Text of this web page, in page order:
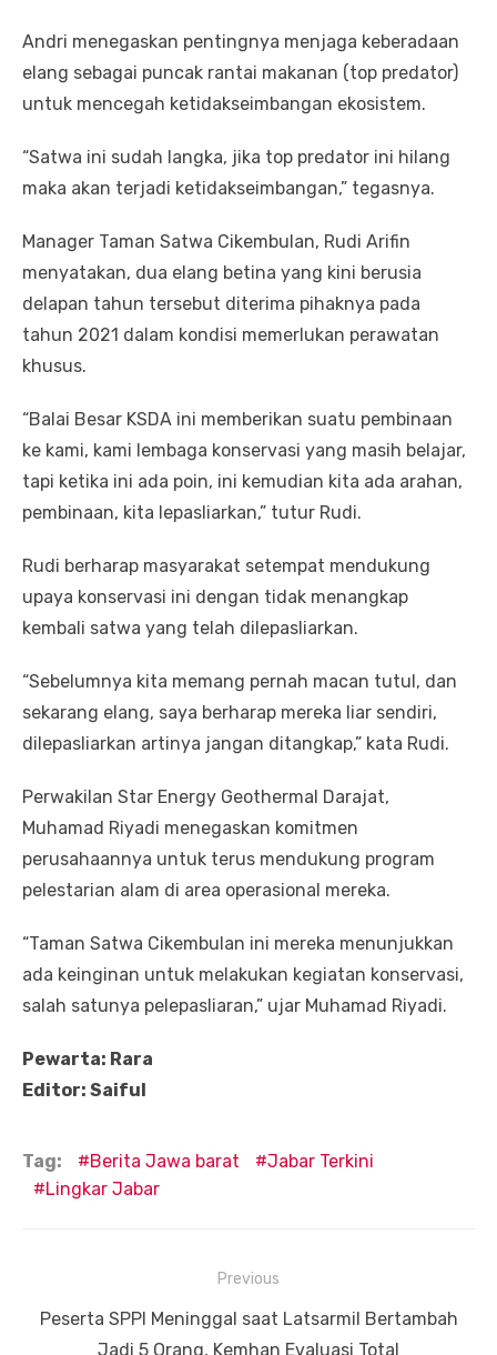
Andri menegaskan pentingnya menjaga keberadaan
elang sebagai puncak rantai makanan (top predator)
untuk mencegah ketidakseimbangan ekosistem.
“Satwa ini sudah langka, jika top predator ini hilang
maka akan terjadi ketidakseimbangan,” tegasnya.
Manager Taman Satwa Cikembulan, Rudi Arifin
menyatakan, dua elang betina yang kini berusia
delapan tahun tersebut diterima pihaknya pada
tahun 2021 dalam kondisi memerlukan perawatan
khusus.
“Balai Besar KSDA ini memberikan suatu pembinaan
ke kami, kami lembaga konservasi yang masih belajar,
tapi ketika ini ada poin, ini kemudian kita ada arahan,
pembinaan, kita lepasliarkan,” tutur Rudi.
Rudi berharap masyarakat setempat mendukung
upaya konservasi ini dengan tidak menangkap
kembali satwa yang telah dilepasliarkan.
“Sebelumnya kita memang pernah macan tutul, dan
sekarang elang, saya berharap mereka liar sendiri,
dilepasliarkan artinya jangan ditangkap,” kata Rudi.
Perwakilan Star Energy Geothermal Darajat,
Muhamad Riyadi menegaskan komitmen
perusahaannya untuk terus mendukung program
pelestarian alam di area operasional mereka.
“Taman Satwa Cikembulan ini mereka menunjukkan
ada keinginan untuk melakukan kegiatan konservasi,
salah satunya pelepasliaran,” ujar Muhamad Riyadi.
Pewarta: Rara
Editor: Saiful
Tag: Berita Jawa barat
Jabar Terkini
Lingkar Jabar
pos
Previous
Previous
Peserta SPPI Meninggal saat Latsarmil Bertambah
Jadi 5 Orang, Kemhan Evaluasi Total